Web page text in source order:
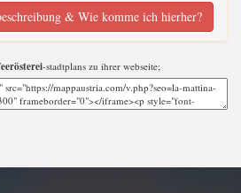
& Wie komme ich hierher?
-stadtplans zu ihrer webseite;